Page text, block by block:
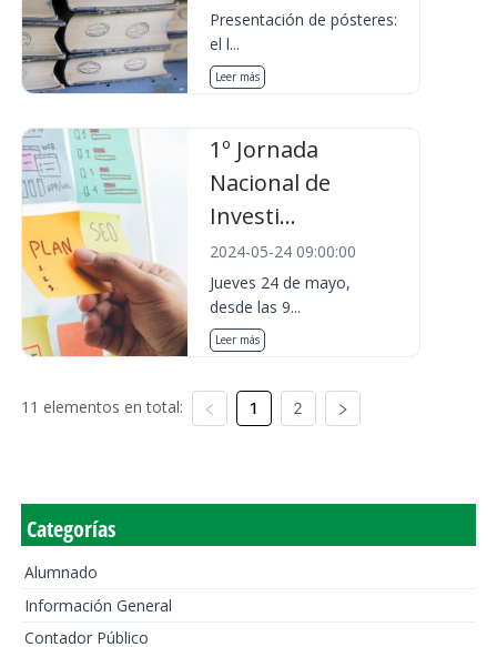
Presentación de pósteres:
el l...
Leer más
1º Jornada
Nacional de
Investi...
2024-05-24 09:00:00
Jueves 24 de mayo,
desde las 9...
Leer más
11 elementos en total: 1 2
Categorías
Alumnado
Información General
Contador Público